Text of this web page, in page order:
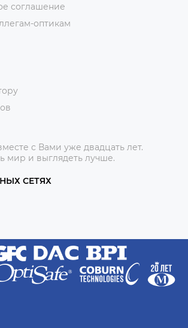
соглашение
оптикам
с Вами уже двадцать лет.
мир и выглядеть лучше.
СЕТЯХ